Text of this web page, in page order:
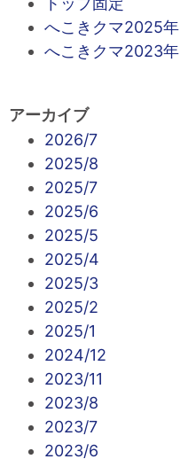
へこきクマ2025年
へこきクマ2023年
アーカイブ
2026/7
2025/8
2025/7
2025/6
2025/5
2025/4
2025/3
2025/2
2025/1
2024/12
2023/11
2023/8
2023/7
2023/6